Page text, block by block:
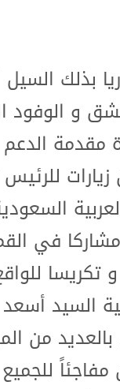
بذلك السيل
الوفود
مقدمة
في
تكريسا
السيد
من
مفاجئاً